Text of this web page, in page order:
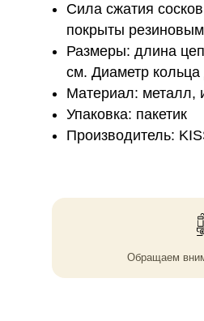
Сила сжа­тия
покрыты
Размеры: длина
см. Диаметр
Материал: металл,
Упаковка: пакетик
Производитель:
Обращаем